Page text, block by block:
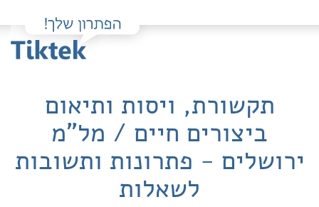
תקשורת, ויסות ותיאום
ביצורים חיים / מל"מ
ירושלים - פתרונות ותשובות
לשאלות